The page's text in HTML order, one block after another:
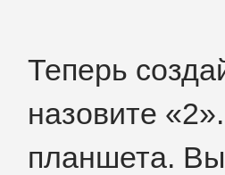
Теперь
назовите
планшета.